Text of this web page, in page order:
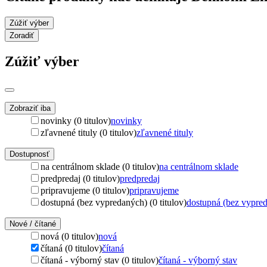
Zúžiť výber
Zoradiť
Zúžiť výber
Zobraziť iba
novinky (0 titulov)novinky
zľavnené tituly (0 titulov)zľavnené tituly
Dostupnosť
na centrálnom sklade (0 titulov)na centrálnom sklade
predpredaj (0 titulov)predpredaj
pripravujeme (0 titulov)pripravujeme
dostupná (bez vypredaných) (0 titulov)dostupná (bez
Nové / čítané
nová (0 titulov)nová
čítaná (0 titulov)čítaná
čítaná - výborný stav (0 titulov)čítaná - výborný stav